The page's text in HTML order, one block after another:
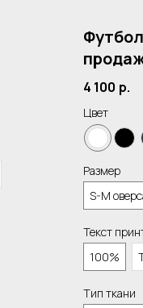
4 100 р.
Цвет
Размер
S-M
Текст
100%
Тип ткани